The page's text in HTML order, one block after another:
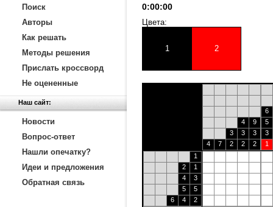
Поиск
Авторы
Как решать
Методы решения
Прислать кроссворд
Не оцененные
Наш сайт:
Новости
Вопрос-ответ
Нашли опечатку?
Идеи и предложения
Обратная связь
0:00:00
Цвета:
1 2
6
4
9
5
3
3 3
3
4
7 2 2 2
1
1
2
1
4
3
5
5
6
4
2